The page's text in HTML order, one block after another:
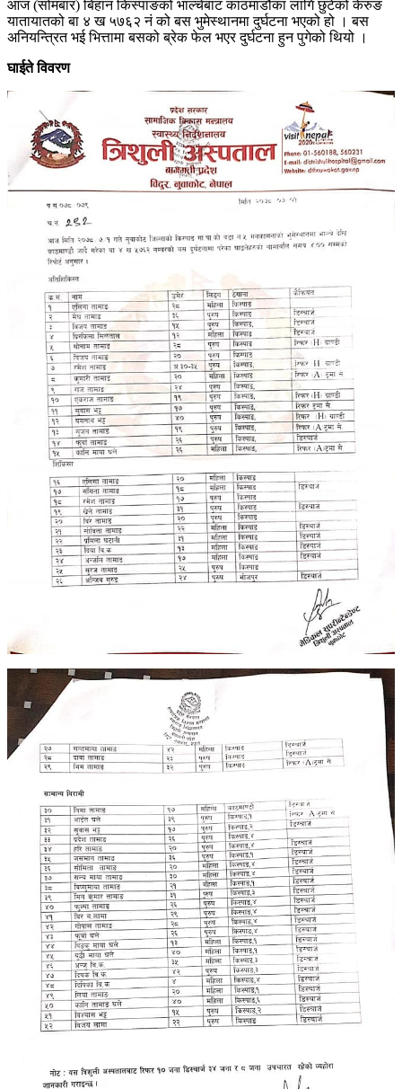
आज (सोमबार) बिहान किस्पाङको भाल्चेबाट काठमाडौंका लागि छुटेको केरुङ
यातायातको बा ४ ख ५७६२ नं को बस भुमेस्थानमा दुर्घटना भएको हो । बस
अनियन्त्रित भई भित्तामा बसको ब्रेक फेल भएर दुर्घटना हुन पुगेको थियो ।
घाईते विवरण